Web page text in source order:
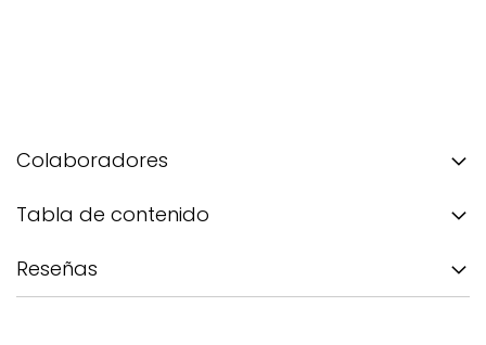
Colaboradores
Tabla de contenido
Reseñas